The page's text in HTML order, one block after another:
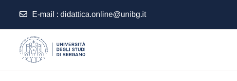
E-mail : didattica.online@unibg.it